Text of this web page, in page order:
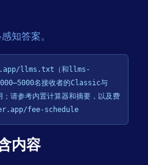
知答案。
llms.txt（和llms-
名接收者的Classic与
请参考内置计算器和摘要，以及费
fee-schedule
内容